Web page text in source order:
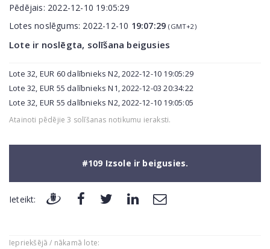
Pēdējais: 2022-12-10 19:05:29
Lotes noslēgums: 2022-12-10 19:07:29 (GMT+2)
Lote ir noslēgta, solīšana beigusies
Lote 32, EUR 60 dalībnieks N2, 2022-12-10 19:05:29
Lote 32, EUR 55 dalībnieks N1, 2022-12-03 20:34:22
Lote 32, EUR 55 dalībnieks N2, 2022-12-10 19:05:05
Atainoti pēdējie 3 solīšanas notikumu ieraksti.
#109 Izsole ir beigusies.
Ieteikt:
Iepriekšējā / nākamā lote: